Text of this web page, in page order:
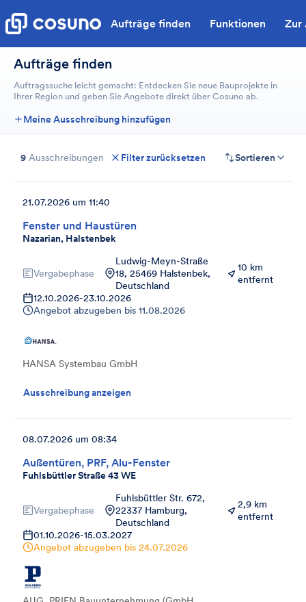
Aufträge finden Funktionen Zur
Aufträge finden
Auftragssuche leicht gemacht: Entdecken Sie neue Bauprojekte in
Ihrer Region und geben Sie Angebote direkt über Cosuno ab.
Meine Ausschreibung hinzufügen
9 Ausschreibungen Filter zurücksetzen Sortieren
Fenster und Haustüren
Nazarian, Halstenbek
21.07.2026 um 11:40
Vergabephase
Ludwig-Meyn-Straße
18, 25469 Halstenbek,
Deutschland
10 km
entfernt
12.10.2026-23.10.2026
Angebot abzugeben bis 11.08.2026
HANSA Systembau GmbH
Ausschreibung anzeigen
Außentüren, PRF, Alu-Fenster
Fuhlsbüttler Straße 43 WE
08.07.2026 um 08:34
Vergabephase
Fuhlsbüttler Str. 672,
22337 Hamburg,
Deutschland
2,9 km
entfernt
01.10.2026-15.03.2027
Angebot abzugeben bis 24.07.2026